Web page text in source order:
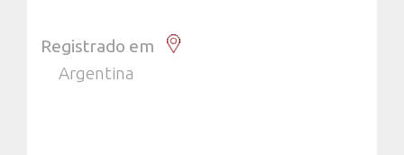
Registrado em
Argentina